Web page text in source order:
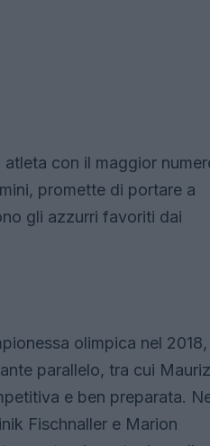
atleta con il maggior
promette di portare a
gli azzurri favoriti dai
olimpica nel
parallelo, tra cui
e ben preparata.
Fischnaller e Marion